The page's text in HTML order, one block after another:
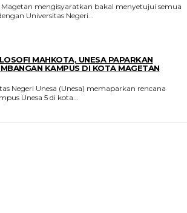
mengisyaratkan bakal menyetujui semua
Universitas Negeri...
MAHKOTA, UNESA PAPARKAN
KAMPUS DI KOTA MAGETAN
Negeri Unesa (Unesa) memaparkan rencana
Unesa 5 di kota...